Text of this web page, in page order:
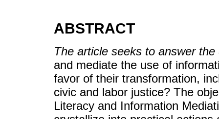
ABSTRACT
The article seeks to answer the
and mediate the use of
favor of their transformation,
civic and labor justice? The
Literacy and Information